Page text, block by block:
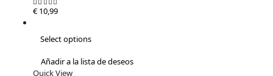
5.00out of 5
€ 10,99
Select options
Añadir a la lista de deseos
Quick View